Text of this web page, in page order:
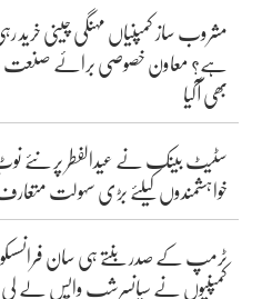
مشروب ساز کمپنیاں مہنگی چینی خرید
ہے؟ معاون خصوصی برائے صنعت و
بھی آگیا
سٹیٹ بینک نے عیدالفطر پر نئے
خواہشمندوں کیلئے بڑی سہولت
ٹرمپ کے صدر بنتے ہی سان فرانسسکو
کمپنیوں نے سپانسرشپ واپس لے لی